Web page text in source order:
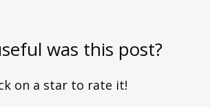
was this post?
on a star to rate it!